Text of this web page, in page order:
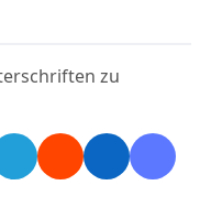
zu